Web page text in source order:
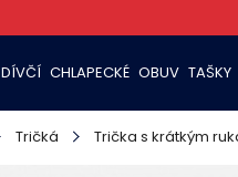
DÍVČÍ CHLAPECKÉ OBUV TAŠKY
Tričká Trička s krátkým